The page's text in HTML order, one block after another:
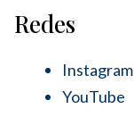
Redes
Instagram
YouTube